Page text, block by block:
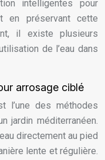
intelligentes pour
en préservant cette
il existe plusieurs
de l’eau dans
arrosage ciblé
l’une des méthodes
jardin méditerranéen.
directement au pied
lente et régulière.